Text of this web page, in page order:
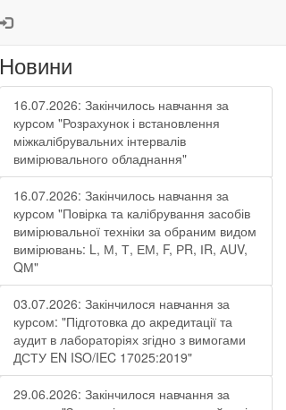
Новини
16.07.2026: Закінчилось навчання за
курсом "Розрахунок і встановлення
міжкалібрувальних інтервалів
вимірювального обладнання"
16.07.2026: Закінчилось навчання за
курсом "Повірка та калібрування засобів
вимірювальної техніки за обраним видом
вимірювань: L, М, Т, ЕМ, F, РR, ІR, АUV,
QМ"
03.07.2026: Закінчилося навчання за
курсом: "Підготовка до акредитації та
аудит в лабораторіях згідно з вимогами
ДСТУ EN ISO/IEC 17025:2019"
29.06.2026: Закінчилося навчання за